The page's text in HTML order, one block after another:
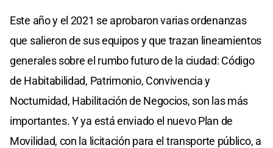
Este año y el 2021 se aprobaron varias ordenanzas
que salieron de sus equipos y que trazan lineamientos
generales sobre el rumbo futuro de la ciudad: Código
de Habitabilidad, Patrimonio, Convivencia y
Nocturnidad, Habilitación de Negocios, son las más
importantes. Y ya está enviado el nuevo Plan de
Movilidad, con la licitación para el transporte público, a